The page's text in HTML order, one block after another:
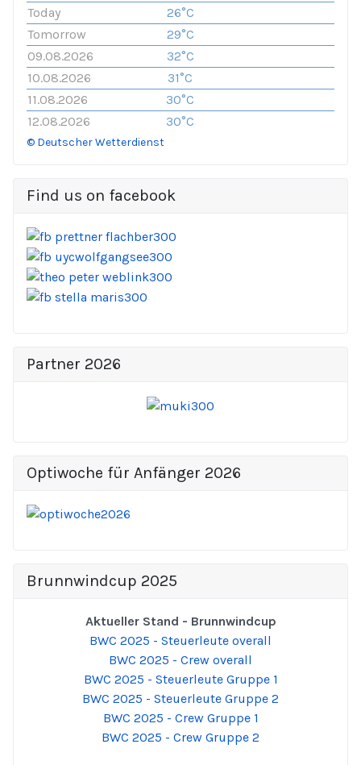
Today
26°C
Tomorrow
29°C
09.08.2026
32°C
10.08.2026
31°C
11.08.2026
30°C
12.08.2026
30°C
© Deutscher Wetterdienst
Find us on facebook
Partner 2026
Optiwoche für Anfänger 2026
Brunnwindcup 2025
Aktueller Stand - Brunnwindcup
BWC 2025 - Steuerleute overall
BWC 2025 - Crew overall
BWC 2025 - Steuerleute Gruppe 1
BWC 2025 - Steuerleute Gruppe 2
BWC 2025 - Crew Gruppe 1
BWC 2025 - Crew Gruppe 2